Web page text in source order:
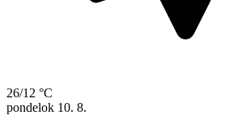
26/12 °C
pondelok 10. 8.